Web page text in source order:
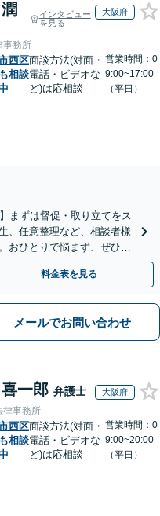
インタビュー
を見る
大阪府
事務所
西区
相談
面談方法(対面・
電話・ビデオな
ど)は応相談
営業時間：0
9:00~17:00
（平日）
まずは督促・取り立てをス
、任意整理など、相談者様
おひとりで悩まず、ぜひご
料金表を見る
メールでお問い合わせ
一郎 弁護士 大阪府
律事務所
西区
相談
面談方法(対面・
電話・ビデオな
ど)は応相談
営業時間：0
9:00~20:00
（平日）